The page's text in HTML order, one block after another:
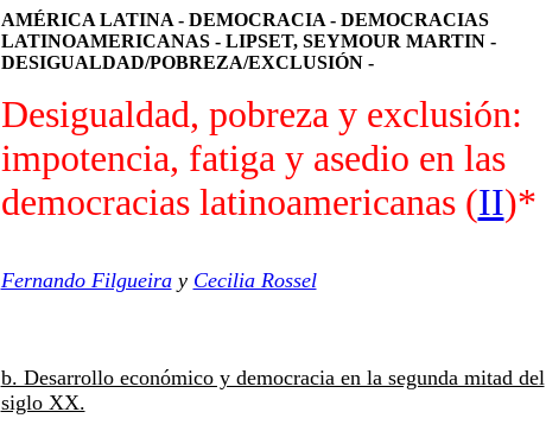
AMÉRICA LATINA - DEMOCRACIA - DEMOCRACIAS
LATINOAMERICANAS - LIPSET, SEYMOUR MARTIN -
DESIGUALDAD/POBREZA/EXCLUSIÓN -
Desigualdad, pobreza y exclusión:
impotencia, fatiga y asedio en las
democracias latinoamericanas (II)*
Fernando Filgueiray Cecilia Rossel
b. Desarrollo económico y democracia en la segunda mitad del
siglo XX.